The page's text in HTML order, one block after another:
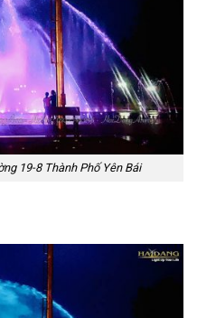
19-8 Thành Phố Yên Bái